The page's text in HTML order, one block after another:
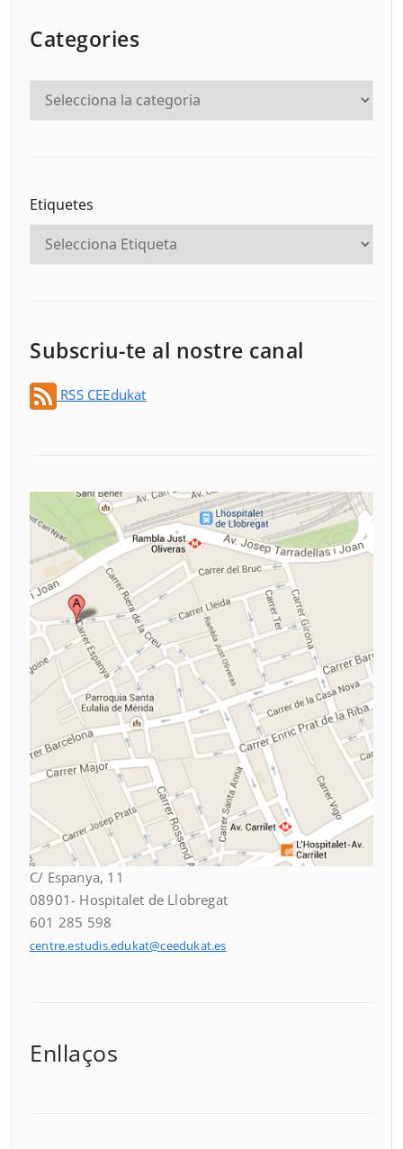
Categories
Etiquetes
Subscriu-te al nostre canal
RSS CEEdukat
C/ Espanya, 11
08901- Hospitalet de Llobregat
601 285 598
centre.estudis.edukat@ceedukat.es
Enllaços